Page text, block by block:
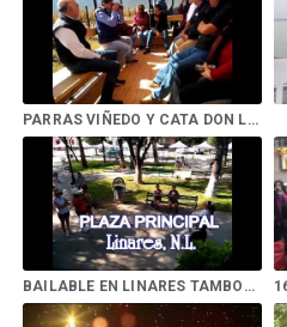
PARRAS VIÑEDO Y CATA DON LEO
BAILABLE EN LINARES TAMBORA Y CLARINETE